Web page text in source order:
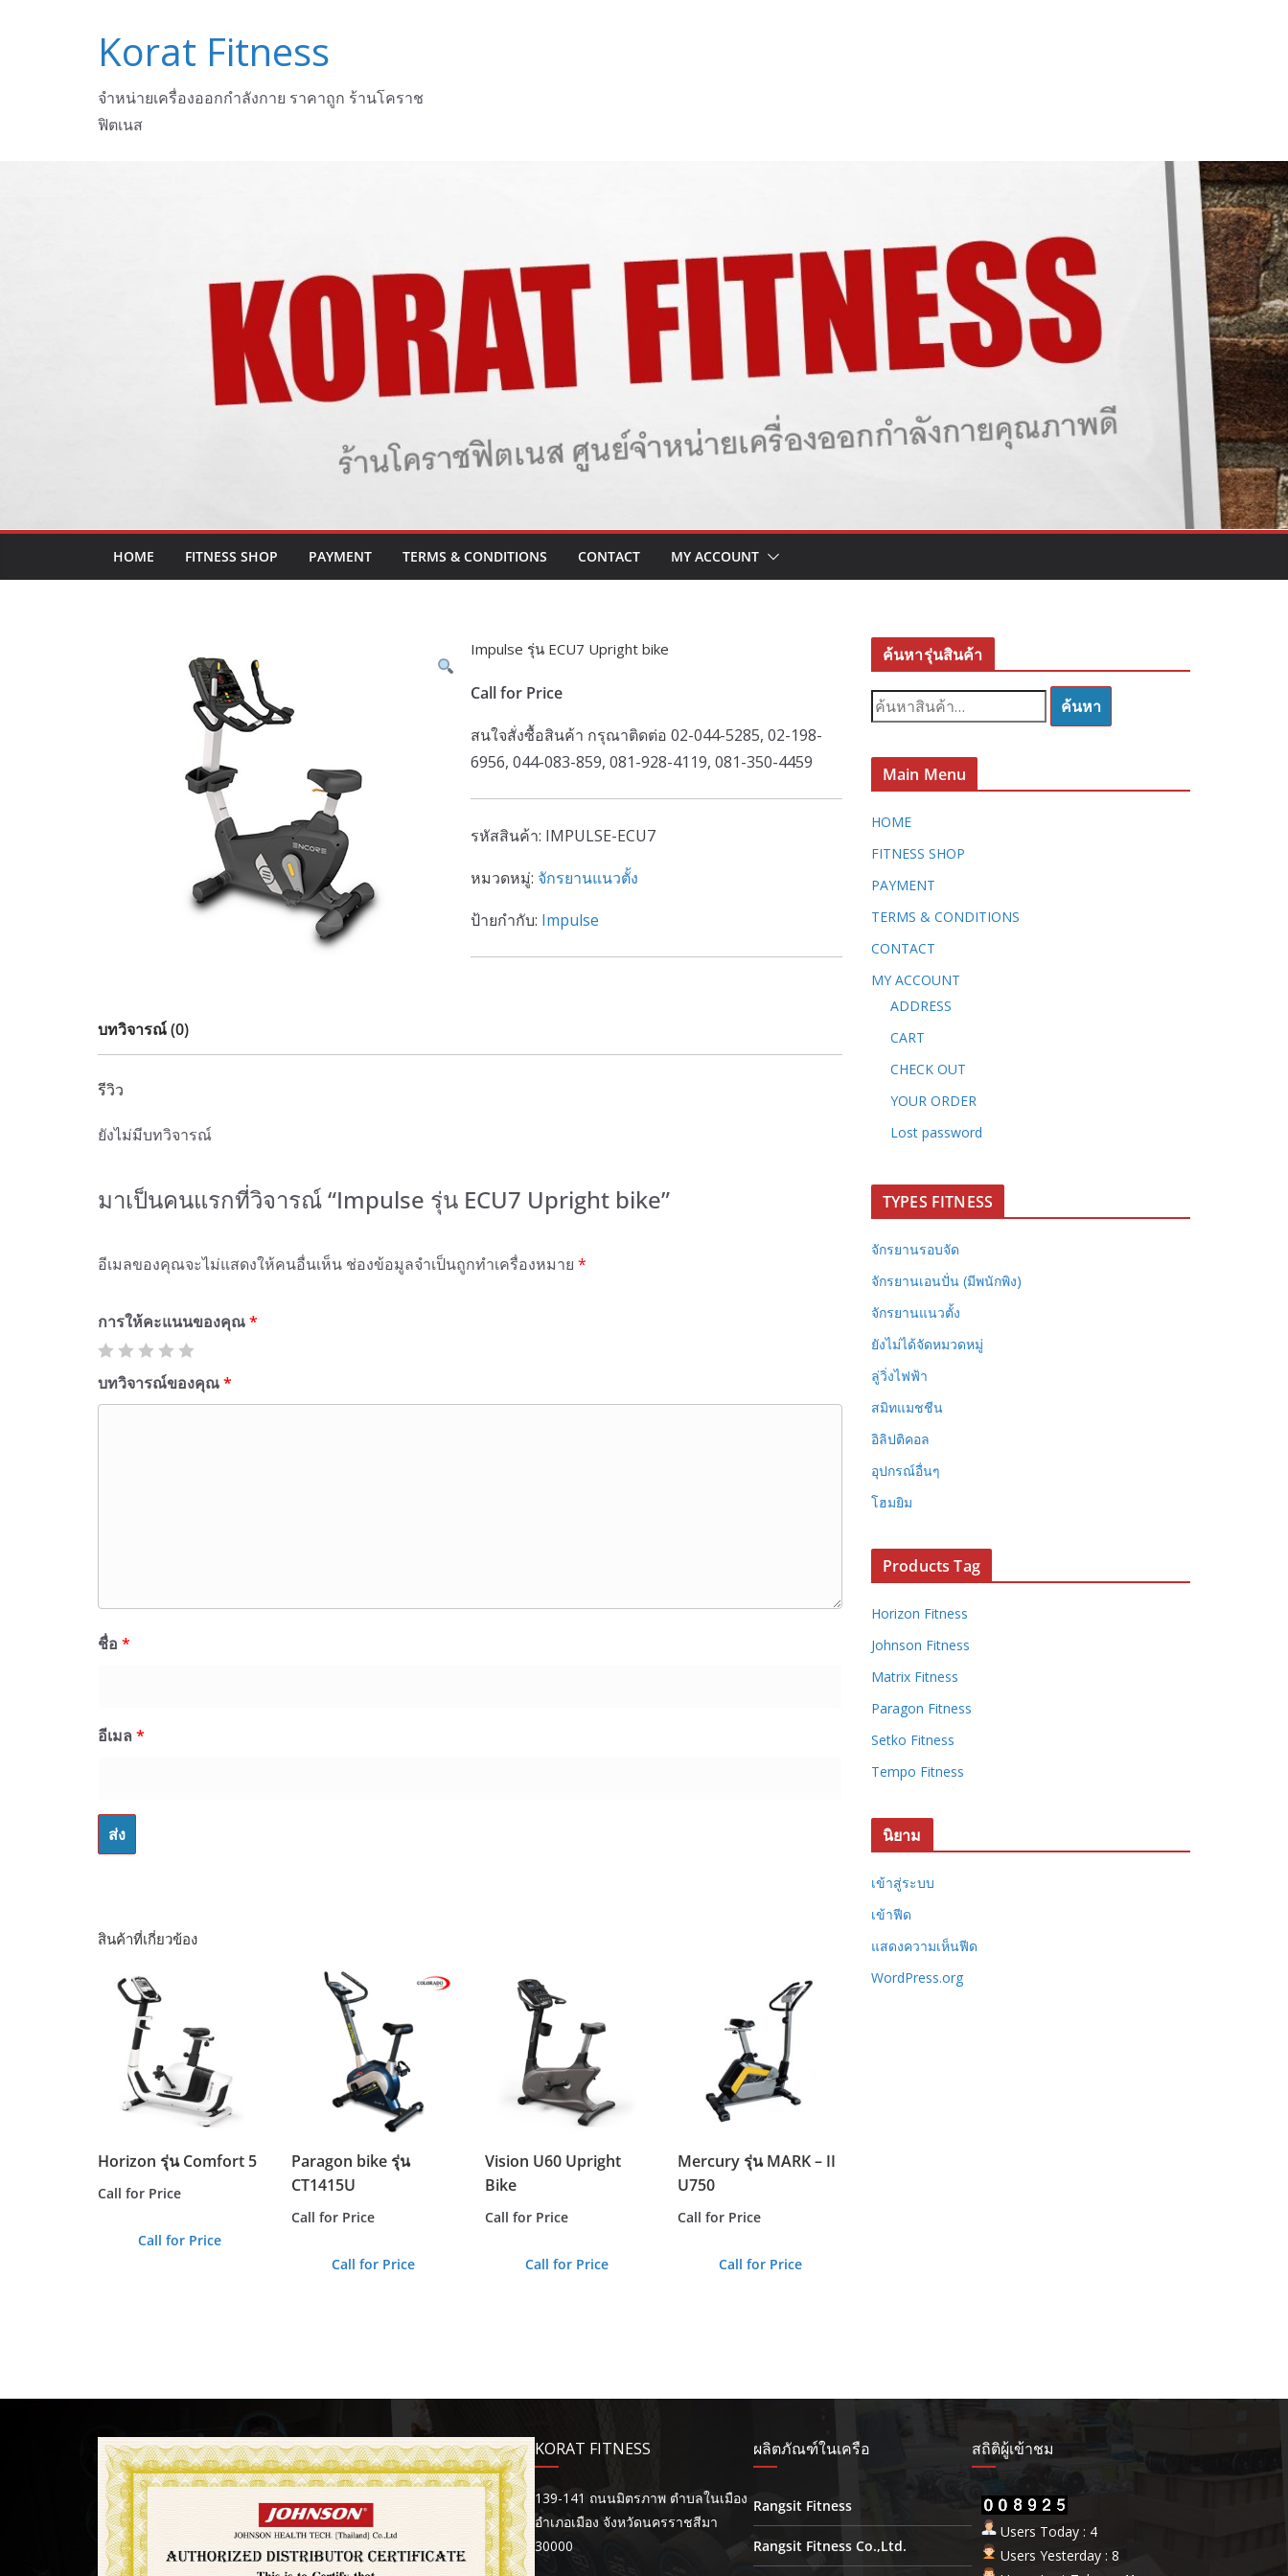
Korat Fitness
จำหน่ายเครื่องออกกำลังกาย ราคาถูก ร้านโคราช
ฟิตเนส
HOME FITNESS SHOP PAYMENT TERMS & CONDITIONS CONTACT MY ACCOUNT
Impulse รุ่น ECU7 Upright bike
Call for Price
สนใจสั่งซื้อสินค้า กรุณาติดต่อ 02-044-5285, 02-198-
6956, 044-083-859, 081-928-4119, 081-350-4459
รหัสสินค้า: IMPULSE-ECU7
หมวดหมู่: จักรยานแนวตั้ง
ป้ายกำกับ: Impulse
บทวิจารณ์ (0)
รีวิว
ยังไม่มีบทวิจารณ์
มาเป็นคนแรกที่วิจารณ์ “Impulse รุ่น ECU7 Upright bike”
อีเมลของคุณจะไม่แสดงให้คนอื่นเห็น ช่องข้อมูลจำเป็นถูกทำเครื่องหมาย *
การให้คะแนนของคุณ*
บทวิจารณ์ของคุณ*
ชื่อ *
อีเมล *
สินค้าที่เกี่ยวข้อง
Horizon รุ่น Comfort 5
Call for Price
Call for Price
Paragon bike รุ่น
CT1415U
Call for Price
Call for Price
Vision U60 Upright
Bike
Call for Price
Call for Price
Mercury รุ่น MARK – II
U750
Call for Price
Call for Price
ค้นหารุ่นสินค้า
ค้
น
:
ค้นหา
Main Menu
HOME
FITNESS SHOP
PAYMENT
TERMS & CONDITIONS
CONTACT
MY ACCOUNT
ADDRESS
CART
CHECK OUT
YOUR ORDER
Lost password
TYPES FITNESS
จักรยานรอบจัด
จักรยานเอนปั่น (มีพนักพิง)
จักรยานแนวตั้ง
ยังไม่ได้จัดหมวดหมู่
ลู่วิ่งไฟฟ้า
สมิทแมชชีน
อิลิปติคอล
อุปกรณ์อื่นๆ
โฮมยิม
Products Tag
Horizon Fitness
Johnson Fitness
Matrix Fitness
Paragon Fitness
Setko Fitness
Tempo Fitness
นิยาม
เข้าสู่ระบบ
เข้าฟีด
แสดงความเห็นฟีด
WordPress.org
KORAT FITNESS
139-141 ถนนมิตรภาพ ตำบลในเมือง
อำเภอเมือง จังหวัดนครราชสีมา
30000
ผลิตภัณฑ์ในเครือ
Rangsit Fitness
Rangsit Fitness Co.,Ltd.
สถิติผู้เข้าชม
Users Today : 4
Users Yesterday : 8